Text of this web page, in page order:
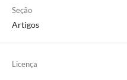
Seção
Artigos
Licença